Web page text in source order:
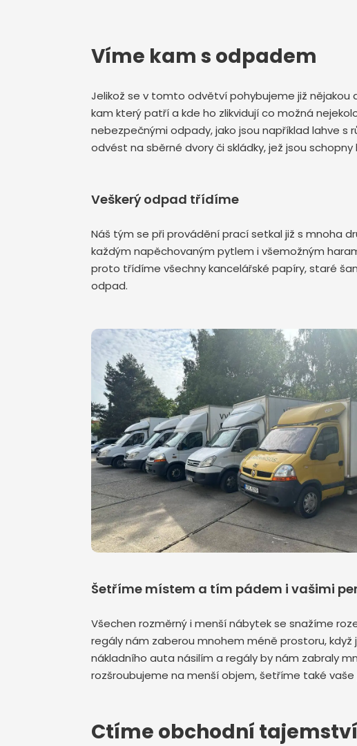
Víme kam s odpadem
Jelikož se v tomto odvětví pohybujeme již
kam který patří a kde ho zlikvidují co možná
nebezpečnými odpady, jako jsou například lahve
odvést na sběrné dvory či skládky, jež jsou
Veškerý odpad třídíme
Náš tým se při provádění prací setkal již s mnoha
každým napěchovaným pytlem i všemožným
proto třídíme všechny kancelářské papíry, staré
odpad.
Šetříme místem a tím pádem i vašimi
Všechen rozměrný i menší nábytek se snažíme
regály nám zaberou mnohem méně prostoru,
nákladního auta násilím a regály by nám zabraly
rozšroubujeme na menší objem, šetříme také
Ctíme obchodní tajemství